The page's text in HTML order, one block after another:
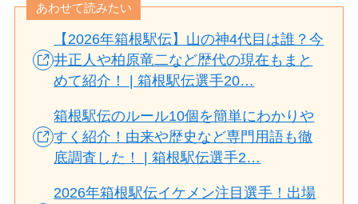
あわせて読みたい
【2026年箱根駅伝】山の神4代目は誰？今
井正人や柏原竜二など歴代の現在もまと
めて紹介！ | 箱根駅伝選手20…
箱根駅伝のルール10個を簡単にわかりや
すく紹介！由来や歴史など専門用語も徹
底調査した！ | 箱根駅伝選手2…
2026年箱根駅伝イケメン注目選手！出場